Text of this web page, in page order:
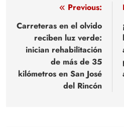
Navegación
de
entradas
Previous:
Carreteras en el olvido
reciben luz verde:
inician rehabilitación
de más de 35
kilómetros en San José
del Rincón